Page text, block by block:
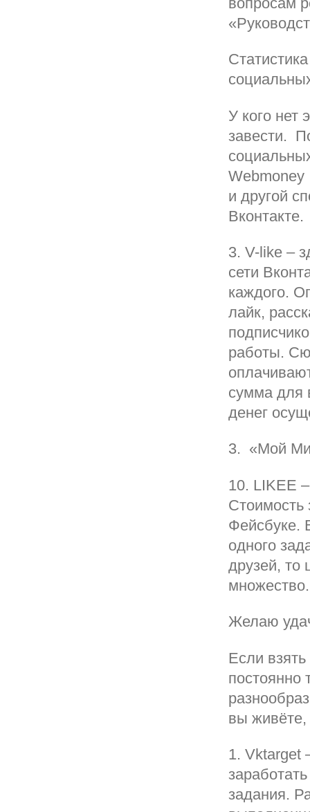
У кого нет
завести.
Webmoney
и другой
Вконтакте.
3. V-like –
сети
каждого.
лайк,
работы.
сумма для
денег
3. «Мой
10. LIKEE
Стоимость
Фейсбуке.
одного
друзей, то
Желаю
Если
постоянно
вы живёте,
1. Vktarget
задания.